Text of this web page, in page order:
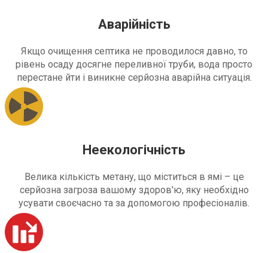
Аварійність
Якщо очищення септика не проводилося давно, то
рівень осаду досягне переливної труби, вода просто
перестане йти і виникне серйозна аварійна ситуація.
Неекологічність
Велика кількість метану, що міститься в ямі – це
серйозна загроза вашому здоров'ю, яку необхідно
усувати своєчасно та за допомогою професіоналів.